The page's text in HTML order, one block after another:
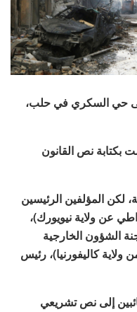
حي السكري في حلب،
بكتابة نص القانون
لكن المؤلفين الرئيسين
عن ولاية نيويورك)،
الشؤون الخارجية
كاليفورنيا)، رئيس
إلى نص تشريعي